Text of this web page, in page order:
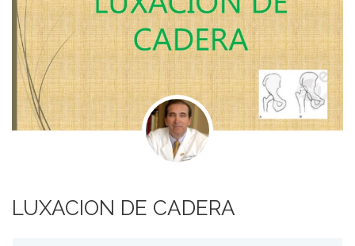
LUXACION DE CADERA